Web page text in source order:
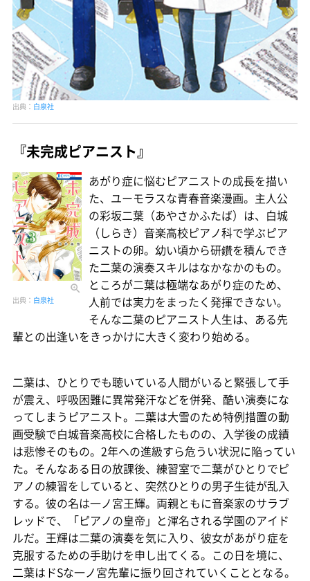
出典： 白泉社
『未完成ピアニスト』
出典： 白泉社
あがり症に悩むピアニストの成長を描い
た、ユーモラスな青春音楽漫画。主人公
の彩坂二葉（あやさかふたば）は、白城
（しらき）音楽高校ピアノ科で学ぶピア
ニストの卵。幼い頃から研鑽を積んでき
た二葉の演奏スキルはなかなかのもの。
ところが二葉は極端なあがり症のため、
人前では実力をまったく発揮できない。
そんな二葉のピアニスト人生は、ある先
輩との出逢いをきっかけに大きく変わり始める。
二葉は、ひとりでも聴いている人間がいると緊張して手
が震え、呼吸困難に異常発汗などを併発、酷い演奏にな
ってしまうピアニスト。二葉は大雪のため特例措置の動
画受験で白城音楽高校に合格したものの、入学後の成績
は悲惨そのもの。2年への進級すら危うい状況に陥ってい
た。そんなある日の放課後、練習室で二葉がひとりでピ
アノの練習をしていると、突然ひとりの男子生徒が乱入
する。彼の名は一ノ宮王輝。両親ともに音楽家のサラブ
レッドで、「ピアノの皇帝」と渾名される学園のアイド
ルだ。王輝は二葉の演奏を気に入り、彼女があがり症を
克服するための手助けを申し出てくる。この日を境に、
二葉はドSな一ノ宮先輩に振り回されていくこととなる。